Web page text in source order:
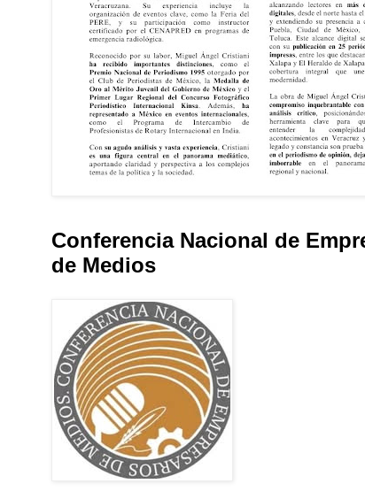
Conferencia Nacional de
de Medios